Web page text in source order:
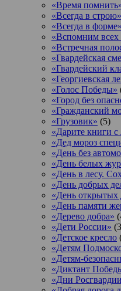
«Время
«Всегда в строю»
«Всегда в форме»
«Вспомним
«Встречная
«Гвардейская
«Гвардейский
«Георгиевская
«Голос Победы»
«Город без
«Гражданский
«Грузовик» (5)
«Дарите книги
«Дед мороз
«День без
«День белых
«День в лесу.
«День добрых
«День открытых
«День памяти
«Дерево добра»
«Дети России»
«Детское кресло
«Детям
«Детям-
«Диктант
«Дни